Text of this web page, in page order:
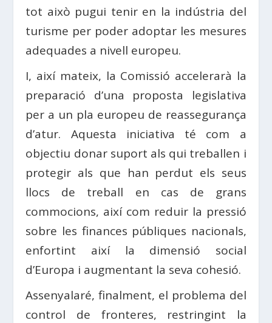
tot això pugui tenir en la indústria del
turisme per poder adoptar les mesures
adequades a nivell europeu.
I, així mateix, la Comissió accelerarà la
preparació d’una proposta legislativa
per a un pla europeu de reassegurança
d’atur. Aquesta iniciativa té com a
objectiu donar suport als qui treballen i
protegir als que han perdut els seus
llocs de treball en cas de grans
commocions, així com reduir la pressió
sobre les finances públiques nacionals,
enfortint així la dimensió social
d’Europa i augmentant la seva cohesió.
Assenyalaré, finalment, el problema del
control de fronteres, restringint la